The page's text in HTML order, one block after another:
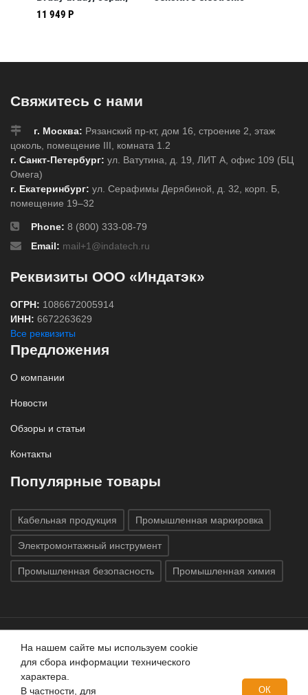
25x33000 мм
11 949 Р
черный на желтом,
50.8x50.8 мм, 500
шт
Свяжитесь с нами
г. Москва: Рязанский пр-кт, дом 16, строение 2, этаж
цоколь, помещение III, комната 1.2
г. Санкт-Петербург: ул. Ватутина, д. 19, ЛИТ А, офис 109 (БЦ
Омега)
г. Екатеринбург: ул. Серафимы Дерябиной, д. 32, корп. Б,
помещение 19–32
Phone: 8 (800) 333-08-79
Email: mail+1@indatech.ru
Реквизиты ООО «Индатэк»
ОГРН: 1086672005914
ИНН: 6672263629
Все реквизиты
Предложения
О компании
Новости
Обзоры и статьи
Контакты
Популярные товары
Кабельная продукция Промышленная маркировка
Электромонтажный инструмент
Промышленная безопасность Промышленная химия
Все права защищены © 2020 ГК «Индатэк»
защищены.Использование материалов с сайта запрещено.
Данный сайт не является публичной офертой, определяемой
На нашем сайте мы используем cookie
для сбора информации технического
характера.
В частности, для
ОК